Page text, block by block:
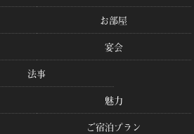
お部屋
宴会
法事
魅力
ご宿泊プラン